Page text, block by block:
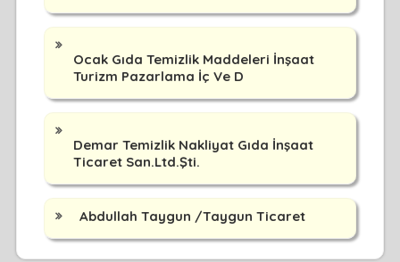
Ocak Gıda Temizlik Maddeleri İnşaat
Turizm Pazarlama İç Ve D
Demar Temizlik Nakliyat Gıda İnşaat
Ticaret San.Ltd.Şti.
Abdullah Taygun /Taygun Ticaret